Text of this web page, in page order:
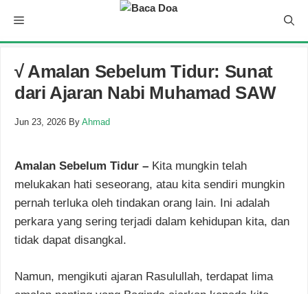
content
Menu
√ Amalan Sebelum Tidur: Sunat
dari Ajaran Nabi Muhamad SAW
Jun 23, 2026 By Ahmad
Amalan Sebelum Tidur – Kita mungkin telah
melukakan hati seseorang, atau kita sendiri mungkin
pernah terluka oleh tindakan orang lain. Ini adalah
perkara yang sering terjadi dalam kehidupan kita, dan
tidak dapat disangkal.
Namun, mengikuti ajaran Rasulullah, terdapat lima